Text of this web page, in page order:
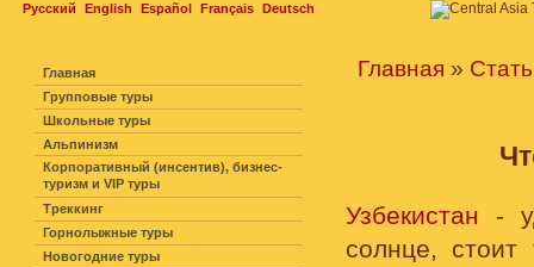
Русский English Español Français Deutsch
Главная »
Узбекистан -
солнце,
Главная
Групповые туры
Школьные туры
Альпинизм
Корпоративный (инсентив), бизнес-
туризм и VIP туры
Треккинг
Горнолыжные туры
Новогодние туры